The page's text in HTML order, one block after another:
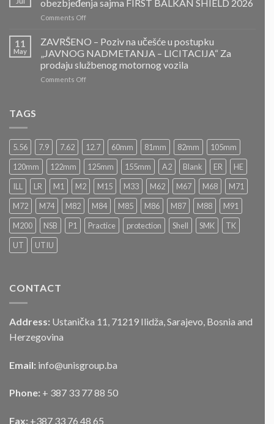
DOSTAVLJANJE
PONUDA
Projektovanje,
izrada
montaža
Nacionalnog
obezbjeđenja sajma FIRST BALKAN SHIELD 2026
Comments Offon
ZA
DOSTAVLJANJE
PONUDA
–
Usluge
2026
11
May
ZAVRŠENO – Poziv na učešće u postupku
„JAVNOG NADMETANJA – LICITACIJA“ Za
prodaju službenog motornog vozila
Comments Offon
u
postupku
„JAVNOG
NADMETANJA
–
LICITACIJA“
Za
prodaju
službenog
motornog
TAGS
5.56 7.9 7.62 12.7 60mm 81mm 82mm
105mm
120mm
122mm 125mm 155mm A2 Blank ER
HE
ILL
LR M1 M2 M15 M33 M62 M67 M68
M71
M72
M74 M82 M84 M85 M86 M87 M88
M91
M200
NSB P1 Practice protection Shell SMK
TK
UT
UTIU
CONTACT
Address: Ustanička 11, 71219 Ilidža, Sarajevo, Bosnia and
Herzegovina
Email: info@unisgroup.ba
Phone: + 387 33 77 88 50
Fax: +387 33 76 48 65